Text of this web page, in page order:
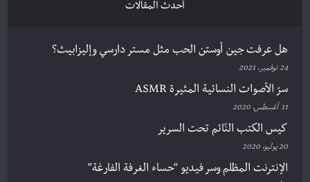
أحدث المقالات
هل عرفت جين أوستن الحب مثل مستر دارسي وإليزابيث؟
24 نوفمبر، 2021
سرّ الأصوات النسائية المثيرة ASMR
11 أغسطس، 2020
كيس الكتب النّائم تحت السرير
20 يوليو، 2020
الإنترنت المظلم وسر فيديو “حساء الغرفة الفارغة”